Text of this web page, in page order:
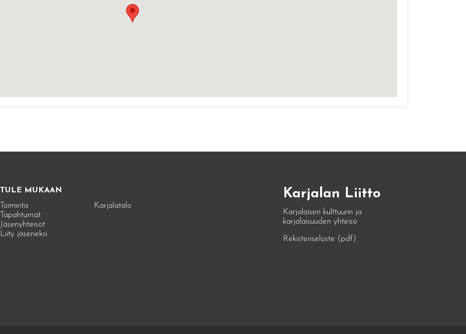
TULE MUKAAN
Toiminta
Tapahtumat
Jäsenyhteisöt
Liity jäseneksi
Karjalatalo
Karjalan Liitto
Karjalaisen kulttuurin ja
karjalaisuuden yhteisö
Rekisteriseloste (pdf)